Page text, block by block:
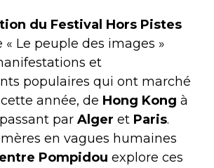
du Festival Hors Pistes
Le peuple des images »
et
populaires qui ont marché
année, de Hong Kong à
par Alger et Paris.
en vagues humaines
Pompidou explore ces